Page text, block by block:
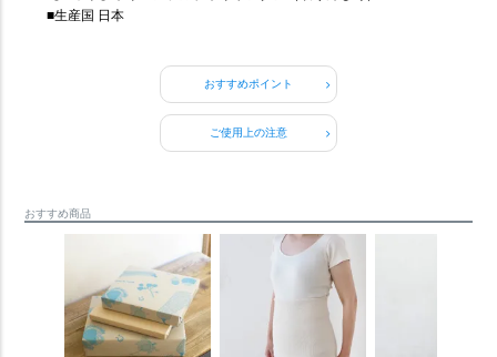
おすすめポイント
ご使用上の注意
■生産国 日本
おすすめ商品